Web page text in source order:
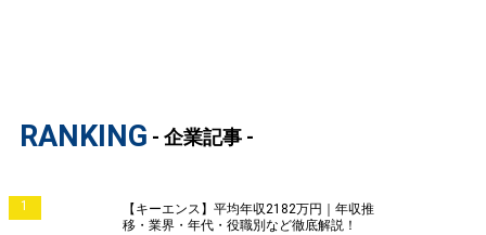
RANKING - 企業記事 -
1
【キーエンス】平均年収2182万円｜年収推
移・業界・年代・役職別など徹底解説！